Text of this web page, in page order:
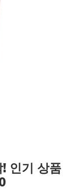
인기 상품